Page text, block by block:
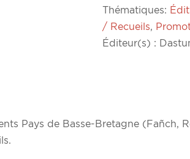
Thématiques:
/ Recueils,
Éditeur(s) :
Pays de Basse-Bretagne (Fañch,